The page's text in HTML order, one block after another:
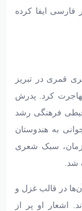
ایفا کرده
صائب تبریزی در سال ۱۰۰۰ هجری قمری در تبریز
کرد. پدرش
فرهنگی رشد
به هندوستان
سبک شعری
شد.
در قالب غزل و
اشعار او پر از